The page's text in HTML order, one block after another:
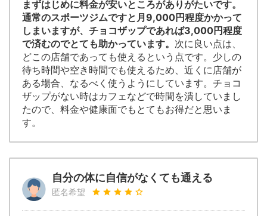
まずはじめに料金が安いところがありがたいです。
通常のスポーツジムですと月9,000円程度かかって
しまいますが、チョコザップであれば3,000円程度
で済むのでとても助かっています。 次に良い点は、
どこの店舗であっても使えるという点です。少しの
待ち時間や空き時間でも使えるため、近くに店舗が
ある場合、なるべく使うようにしています。チョコ
ザップがない時はカフェなどで時間を潰していまし
たので、料金や健康面でもとてもお得だと思いま
す。
自分の体に自信がなくても通える
匿名希望